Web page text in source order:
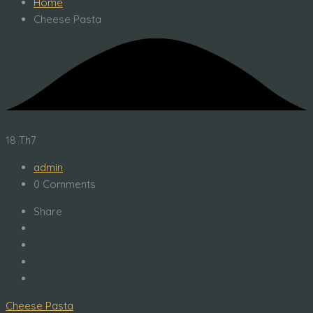
Home
Cheese Pasta
18 Th7
admin
0 Comments
Share
Cheese Pasta